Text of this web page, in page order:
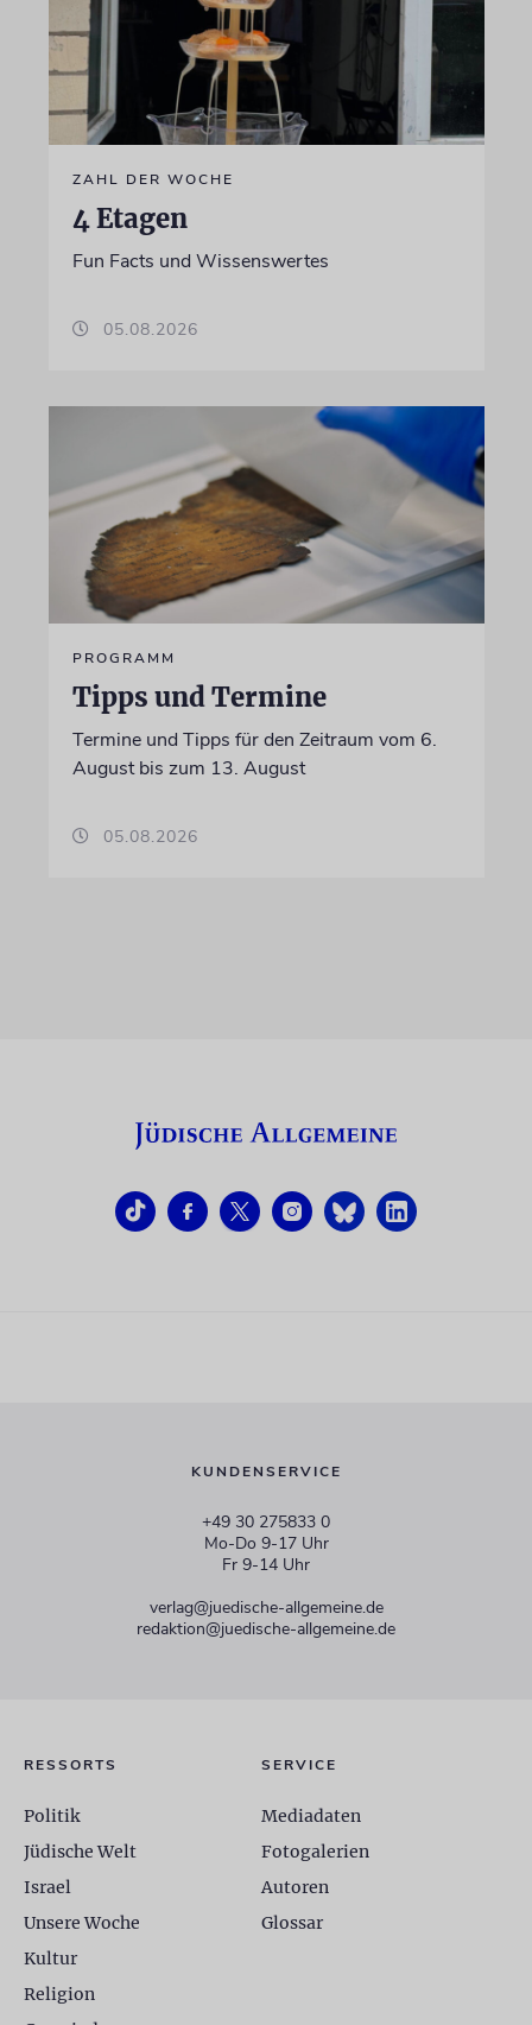
ZAHL DER WOCHE
4 Etagen
Fun Facts und Wissenswertes
05.08.2026
PROGRAMM
Tipps und Termine
Termine und Tipps für den Zeitraum vom 6.
August bis zum 13. August
05.08.2026
KUNDENSERVICE
+49 30 275833 0
Mo-Do 9-17 Uhr
Fr 9-14 Uhr
verlag@juedische-allgemeine.de
redaktion@juedische-allgemeine.de
RESSORTS
Politik
Jüdische Welt
Israel
Unsere Woche
Kultur
Religion
SERVICE
Mediadaten
Fotogalerien
Autoren
Glossar